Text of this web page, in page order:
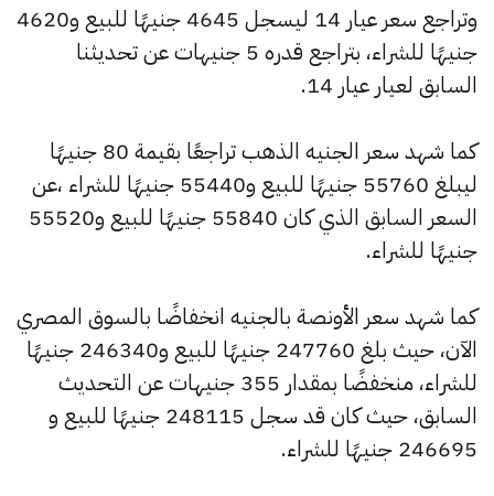
وتراجع سعر عيار 14 ليسجل 4645 جنيهًا للبيع و4620
جنيهًا للشراء، بتراجع قدره 5 جنيهات عن تحديثنا
السابق لعيار عيار 14.
كما شهد سعر الجنيه الذهب تراجعًا بقيمة 80 جنيهًا
ليبلغ 55760 جنيهًا للبيع و55440 جنيهًا للشراء ،عن
السعر السابق الذي كان 55840 جنيهًا للبيع و55520
جنيهًا للشراء.
كما شهد سعر الأونصة بالجنيه انخفاضًا بالسوق المصري
الآن، حيث بلغ 247760 جنيهًا للبيع و246340 جنيهًا
للشراء، منخفضًا بمقدار 355 جنيهات عن التحديث
السابق، حيث كان قد سجل 248115 جنيهًا للبيع و
246695 جنيهًا للشراء.